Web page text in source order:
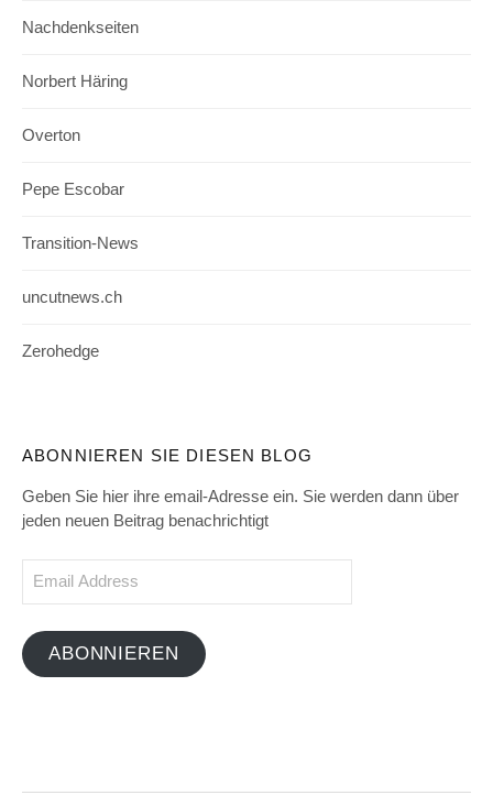
Nachdenkseiten
Norbert Häring
Overton
Pepe Escobar
Transition-News
uncutnews.ch
Zerohedge
ABONNIEREN SIE DIESEN BLOG
Geben Sie hier ihre email-Adresse ein. Sie werden dann über
jeden neuen Beitrag benachrichtigt
ABONNIEREN